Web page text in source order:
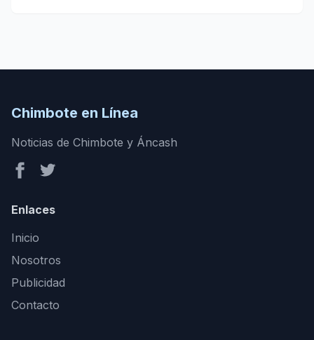
Chimbote en Línea
Noticias de Chimbote y Áncash
Enlaces
Inicio
Nosotros
Publicidad
Contacto